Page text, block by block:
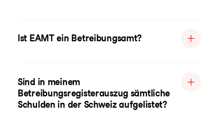
Ist EAMT ein Betreibungsamt?
Sind in meinem
Betreibungsregisterauszug sämtliche
Schulden in der Schweiz aufgelistet?